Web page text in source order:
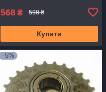
568 ₴ 598 ₴
Купити
–5%